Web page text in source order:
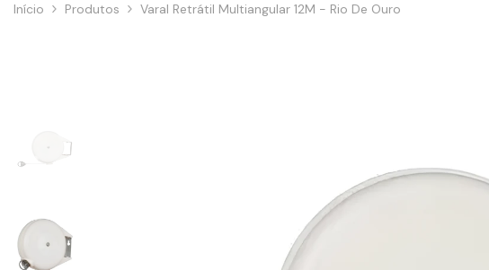
Início Produtos Varal Retrátil Multiangular 12M - Rio De Ouro